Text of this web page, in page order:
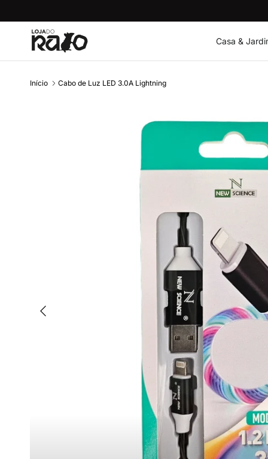
Casa &
Início Cabo de Luz LED 3.0A Lightning
Anterior